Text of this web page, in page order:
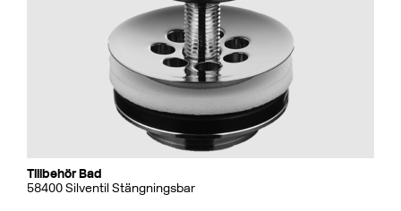
Tillbehör Bad
58400 Silventil Stängningsbar